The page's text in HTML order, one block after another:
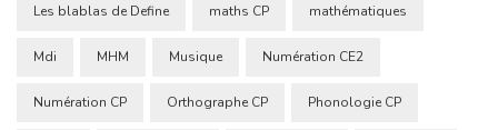
Les blablas de Define maths CP mathématiques
Mdi MHM Musique Numération CE2
Numération CP Orthographe CP Phonologie CP